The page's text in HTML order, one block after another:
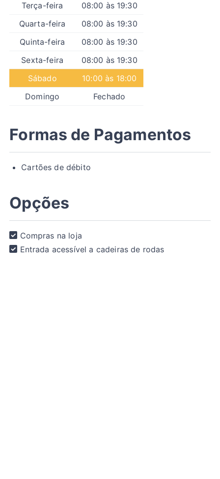
Terça-feira
08:00 às 19:30
Quarta-feira
08:00 às 19:30
Quinta-feira
08:00 às 19:30
Sexta-feira
08:00 às 19:30
Sábado
10:00 às 18:00
Domingo
Fechado
Formas de Pagamentos
Cartões de débito
Opções
Compras na loja
Entrada acessível a cadeiras de rodas